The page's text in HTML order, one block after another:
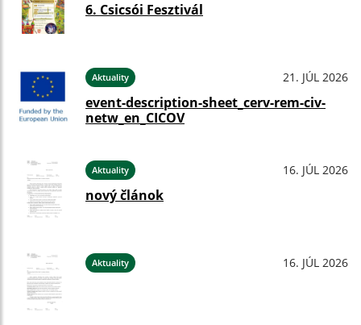
6. Csicsói Fesztivál
Aktuality 21. JÚL 2026
event-description-sheet_cerv-rem-civ-
netw_en_CICOV
Aktuality 16. JÚL 2026
nový článok
Aktuality 16. JÚL 2026